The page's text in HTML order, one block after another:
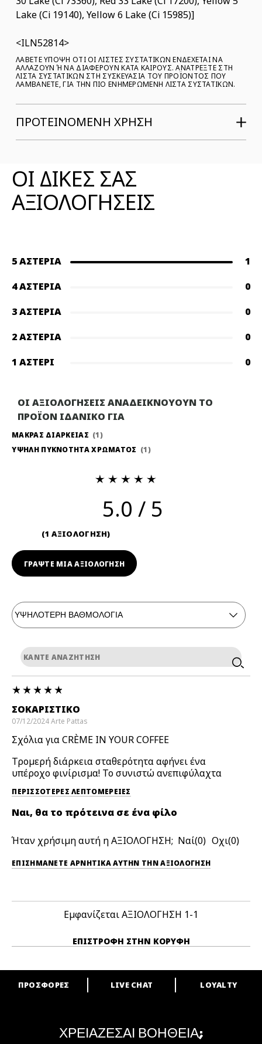
Lake (Ci 19140), Yellow 6 Lake (Ci 15985)]
ILN52814
ΛΑΒΕΤΕ ΥΠΟΨΗ ΟΤΙ ΟΙ ΛΙΣΤΕΣ ΣΥΣΤΑΤΙΚΩΝ ΕΝΔΕΧΕΤΑΙ ΝΑ
ΑΛΛΑΖΟΥΝ Ή ΝΑ ΔΙΑΦΕΡΟΥΝ ΚΑΤΑ ΚΑΙΡΟΥΣ. ΑΝΑΤΡΕΞΤΕ ΣΤΗ Λ
ΙΣΤΑ ΣΥΣΤΑΤΙΚΩΝ ΣΤΗ ΣΥΣΚΕΥΑΣΙΑ ΤΟΥ ΠΡΟΪΟΝΤΟΣ ΠΟΥ Λ
ΑΜΒΑΝΕΤΕ, ΓΙΑ ΤΗΝ ΠΙΟ ΕΝΗΜΕΡΩΜΕΝΗ ΛΙΣΤΑ ΣΥΣΤΑΤΙΚΩΝ.
ΠΡΟΤΕΙΝΟΜΕΝΗ ΧΡΗΣΗ
ΟΙ ΔΙΚΕΣ ΣΑΣ
ΑΞΙΟΛΟΓΗΣΕΙΣ
5 ΑΣΤΈΡΙΑ
1
4 ΑΣΤΈΡΙΑ
0
3 ΑΣΤΈΡΙΑ
0
2 ΑΣΤΈΡΙΑ
0
1 ΑΣΤΈΡΙ
0
ΟΙ ΑΞΙΟΛΟΓΗΣΕΙΣ ΑΝΑΔΕΙΚΝΟΥΟΥΝ ΤΟ
ΠΡΟΪΟΝ ΙΔΑΝΙΚΟ ΓΙΑ
ΜΑΚΡΑΣ ΔΙΑΡΚΕΙΑΣ
1
ΥΨΗΛΗ ΠΥΚΝΟΤΗΤΑ ΧΡΩΜΑΤΟΣ
1
5.0
1 ΑΞΙΟΛΟΓΗΣΗ
ΓΡΆΨΤΕ ΜΙΑ ΑΞΙΟΛΟΓΗΣΗ
ΣΟΚΑΡΙΣΤΙΚΌ
07/12/2024Arte Pattas
Σχόλια για CRÈME IN YOUR COFFEE
Τρομερή διάρκεια σταθερότητα αφήνει ένα
υπέροχο φινίρισμα! Το συνιστώ ανεπιφύλαχτα
ΠΕΡΙΣΣΌΤΕΡΕΣ ΛΕΠΤΟΜΈΡΕΙΕΣ
Ναι, θα το πρότεινα σε ένα φίλο
Ήταν χρήσιμη αυτή η ΑΞΙΟΛΟΓΗΣΗ; 0 0
ΕΠΙΣΗΜΆΝΕΤΕ ΑΡΝΗΤΙΚΆ ΑΥΤΉΝ ΤΗΝ ΑΞΙΟΛΟΓΗΣΗ
Εμφανίζεται ΑΞΙΟΛΟΓΗΣΗ 1-1
ΕΠΙΣΤΡΟΦΉ ΣΤΗΝ ΚΟΡΥΦΉ
ARE YOU A M·A·C LOVER?
ΠΡΟΣΦΟΡΕΣ LIVE CHAT LOYALTY
ΧΡΕΙΑΖΕΣΑΙ ΒΟΗΘΕΙΑ;